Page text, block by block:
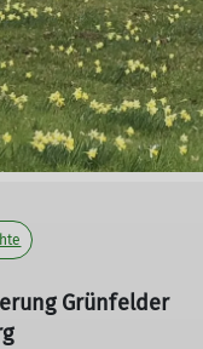
Grünfelder